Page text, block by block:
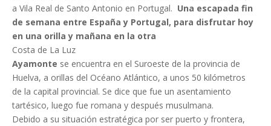
a Vila Real de Santo Antonio en Portugal. Una escapada fin
de semana entre España y Portugal, para disfrutar hoy
en una orilla y mañana en la otra
Costa de La Luz
Ayamonte se encuentra en el Suroeste de la provincia de
Huelva, a orillas del Océano Atlántico, a unos 50 kilómetros
de la capital provincial. Se dice que fue un asentamiento
tartésico, luego fue romana y después musulmana.
Debido a su situación estratégica por ser puerto y frontera,